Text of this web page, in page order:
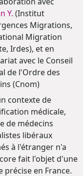
Y. (Institut
Migrations,
Migration
Irdes), et en
avec le Conseil
de l'Ordre des
(Cnom)
contexte de
médicale,
de médecins
libéraux
à l'étranger n'a
fait l'objet d'une
précise en France.